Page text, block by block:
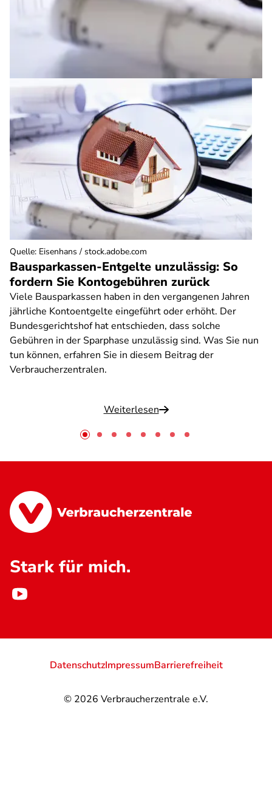
Bausparkassen-Entgelte unzulässig: So
fordern Sie Kontogebühren zurück
Viele Bausparkassen haben in den vergangenen Jahren
jährliche Kontoentgelte eingeführt oder erhöht. Der
Bundesgerichtshof hat entschieden, dass solche
Gebühren in der Sparphase unzulässig sind. Was Sie nun
tun können, erfahren Sie in diesem Beitrag der
Verbraucherzentralen.
Weiterlesen
Quelle: Eisenhans / stock.adobe.com
Stark für mich.
© 2026 Verbraucherzentrale e.V.
DatenschutzImpressumBarrierefreiheit